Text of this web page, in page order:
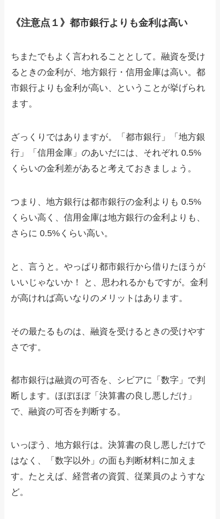
《注意点１》都市銀行よりも金利は高い
ちまたでもよく言われることとして。融資を受け
るときの金利が、地方銀行・信用金庫は高い。都
市銀行よりも金利が高い、ということが挙げられ
ます。
ざっくりではありますが。「都市銀行」「地方銀
行」「信用金庫」のあいだには、それぞれ 0.5%
くらいの金利差があると考えておきましょう。
つまり、地方銀行は都市銀行の金利よりも 0.5%
くらい高く、信用金庫は地方銀行の金利よりも、
さらに 0.5%くらい高い。
と、言うと。やっぱり都市銀行から借りたほうが
いいじゃないか！ と、思われるかもですが。金利
が高ければ高いなりのメリットはあります。
その最たるものは、融資を受けるときの受けやす
さです。
都市銀行は融資の可否を、シビアに「数字」で判
断します。ほぼほぼ「決算書の良し悪しだけ」
で、融資の可否を判断する。
いっぽう、地方銀行は。決算書の良し悪しだけで
はなく、「数字以外」の面も判断材料に加えま
す。たとえば、経営者の資質、従業員のようすな
ど。